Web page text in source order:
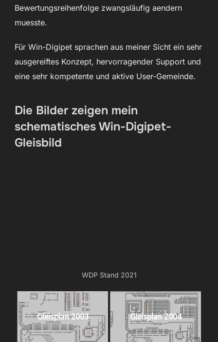
Bewertungsreihenfolge zwangsläufig aendern
muesste.
Für Win-Digipet sprachen aus meiner Sicht ein sehr
ausgereiftes Konzept, hervorragender Support und
eine sehr kompetente und aktive User-Gemeinde.
Die Bilder zeigen mein
schematisches Win-Digipet-
Gleisbild
WDP Stand 2021
Gleisplan 2003 Gleisplan 2004